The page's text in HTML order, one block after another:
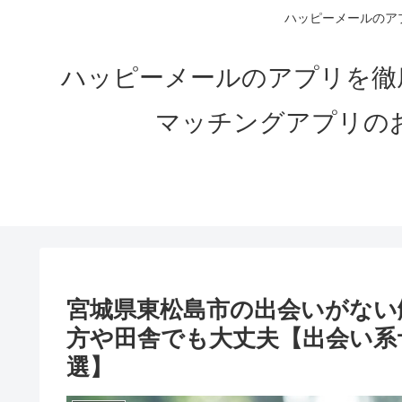
ハッピーメールの
ハッピーメールのアプリを
マッチングアプリ
宮城県東松島市の出会いがな
方や田舎でも大丈夫【出会い
選】